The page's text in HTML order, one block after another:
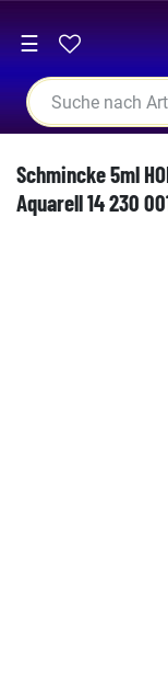
☰
Schmincke 5ml
Aquarell 14 230